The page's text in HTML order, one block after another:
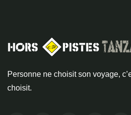
Personne ne choisit son voyage,
choisit.